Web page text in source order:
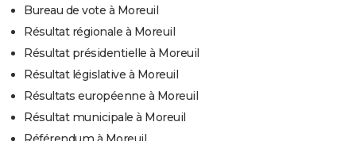
Bureau de vote à Moreuil
Résultat régionale à Moreuil
Résultat présidentielle à Moreuil
Résultat législative à Moreuil
Résultats européenne à Moreuil
Résultat municipale à Moreuil